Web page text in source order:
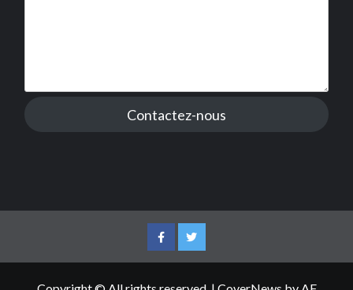
Contactez-nous
FacebookTwitter